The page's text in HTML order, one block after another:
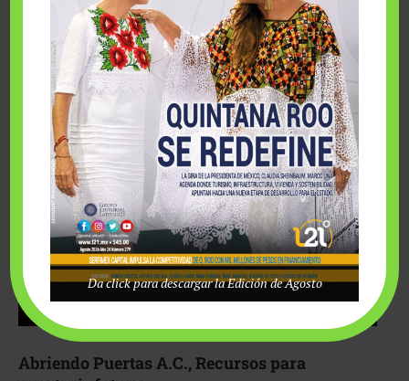
Fairmont Mayakoba y Make-A-Wish México unieron
esfuerzos para hacer realidad el deseo de una …
Abriendo Puertas A.C., Recursos para
Da click para descargar la Edición de Agosto